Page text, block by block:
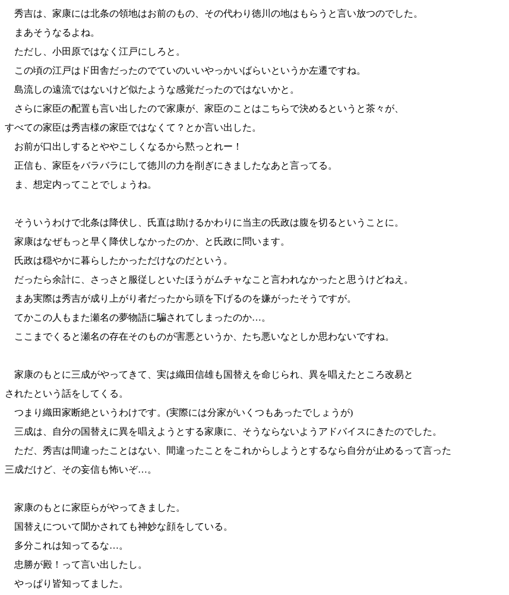
秀吉は、家康には北条の領地はお前のもの、その代わり徳川の地はもらうと言い放つのでした。
まあそうなるよね。
ただし、小田原ではなく江戸にしろと。
この頃の江戸はド田舎だったのでていのいいやっかいばらいというか左遷ですね。
島流しの遠流ではないけど似たような感覚だったのではないかと。
さらに家臣の配置も言い出したので家康が、家臣のことはこちらで決めるというと茶々が、
すべての家臣は秀吉様の家臣ではなくて？とか言い出した。
お前が口出しするとややこしくなるから黙っとれー！
正信も、家臣をバラバラにして徳川の力を削ぎにきましたなあと言ってる。
ま、想定内ってことでしょうね。
そういうわけで北条は降伏し、氏直は助けるかわりに当主の氏政は腹を切るということに。
家康はなぜもっと早く降伏しなかったのか、と氏政に問います。
氏政は穏やかに暮らしたかっただけなのだという。
だったら余計に、さっさと服従しといたほうがムチャなこと言われなかったと思うけどねえ。
まあ実際は秀吉が成り上がり者だったから頭を下げるのを嫌がったそうですが。
てかこの人もまた瀬名の夢物語に騙されてしまったのか…。
ここまでくると瀬名の存在そのものが害悪というか、たち悪いなとしか思わないですね。
家康のもとに三成がやってきて、実は織田信雄も国替えを命じられ、異を唱えたところ改易と
されたという話をしてくる。
つまり織田家断絶というわけです。(実際には分家がいくつもあったでしょうが)
三成は、自分の国替えに異を唱えようとする家康に、そうならないようアドバイスにきたのでした。
ただ、秀吉は間違ったことはない、間違ったことをこれからしようとするなら自分が止めるって言った
三成だけど、その妄信も怖いぞ…。
家康のもとに家臣らがやってきました。
国替えについて聞かされても神妙な顔をしている。
多分これは知ってるな…。
忠勝が殿！って言い出したし。
やっぱり皆知ってました。